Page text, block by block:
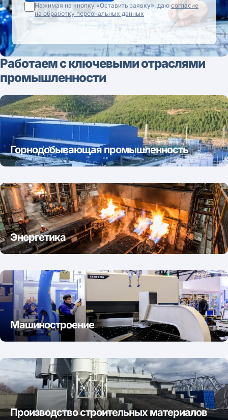
Нажимая на кнопку «Оставить заявку», даю согласие
на обработку персональных данных
Работаем с ключевыми отраслями
промышленности
Горнодобывающая промышленность
Энергетика
Машиностроение
Производство строительных материалов